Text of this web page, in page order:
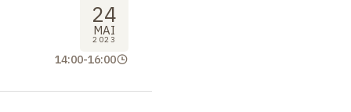
24
MAI
2023
14:00-16:00